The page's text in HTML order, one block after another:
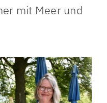
mit Meer und